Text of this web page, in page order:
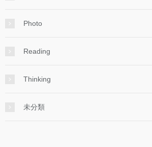
Photo
Reading
Thinking
未分類